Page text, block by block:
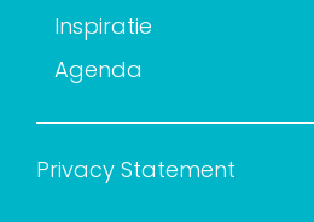
Inspiratie
Agenda
Privacy Statement